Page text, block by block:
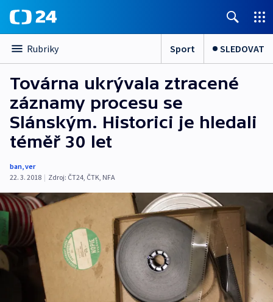
Rubriky Sport SLEDOVAT
Továrna ukrývala ztracené
záznamy procesu se
Slánským. Historici je hledali
téměř 30 let
ban,ver
22. 3. 2018 | Zdroj: ČT24, ČTK, NFA